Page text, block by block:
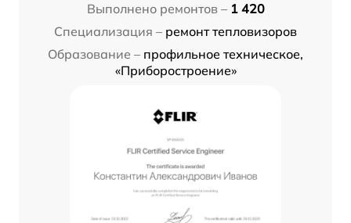
Выполнено ремонтов – 1 420
Специализация – ремонт тепловизоров
Образование – профильное техническое,
«Приборостроение»